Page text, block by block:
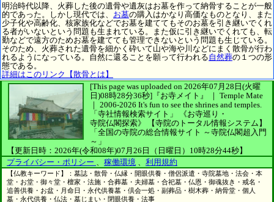
明治時代以降、火葬した後の遺骨や遺灰はお墓を作って納骨することが一般
的であった。しかし現代では、 お墓の購入はかなり高価なものとなり、また
少子化や高齢化、核家族化などでお墓を建ててもそのお墓を引き継いでくれ
る者がいないという問題も生まれている。また仮に引き継いでくれても、転
勤などで遠方のためお墓を建てても管理できないという問題も生じている。
そのため、火葬された遺骨を細かく砕いて山や海や川などにまく散骨が行わ
れるようになっている。自然に還ることを願って行われる自然葬の１つの形
態である。
詳細はこのリンク【散骨とは】
[This page was uploaded on 2026年07月28日(火曜
日)08時28分36秒] 『お寺メイト』 ｜ Temple Mate
｜ 2006-2026 It's fun to see the shrines and temples.
「寺社情報検索サイト」
《お寺巡り・
寺院仏閣探索》
【寺院のトータル情報システム】
「全国の寺院の総合情報サイト ～寺院仏閣超入門
～」
【更新日時：2026年(令和08年)07月26日（日曜日）10時28分44秒】
プライバシー・ポリシー
稼働環境 利用規約
【仏教キーワード】：墓誌・散骨・仏縁・開眼供養・僧侶派遣・寺院墓地・法会・本
堂・お堂・御々堂・檀家・法施・合葬墓・夫婦墓・合祀墓・仏恩・御魂抜き・戒名・
追善供養・お盆・月命日・永代供養墓・倶会一処・副葬品・樹木葬・納骨堂・個人
墓・永代供養・仏法・墓じまい・閉眼供養・法事